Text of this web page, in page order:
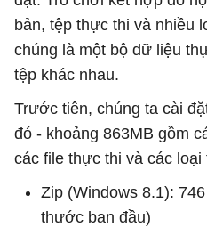
bản, tệp thực thi và nhiều
chúng là một bộ dữ liệu
tệp khác nhau.
Trước tiên, chúng ta cài
đó - khoảng 863MB gồm
các file thực thi và các loại
Zip (Windows 8.1):
thước ban đầu)